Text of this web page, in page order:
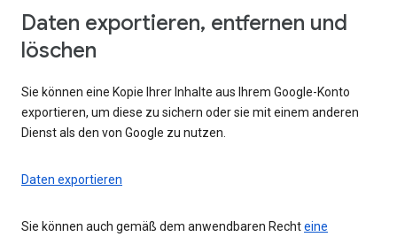
Daten exportieren, entfernen und
löschen
Sie können eine Kopie Ihrer Inhalte aus Ihrem Google-Konto
exportieren, um diese zu sichern oder sie mit einem anderen
Dienst als den von Google zu nutzen.
Daten exportieren
Sie können auch gemäß dem anwendbaren Rechteine